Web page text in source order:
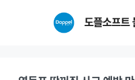
도플소프트